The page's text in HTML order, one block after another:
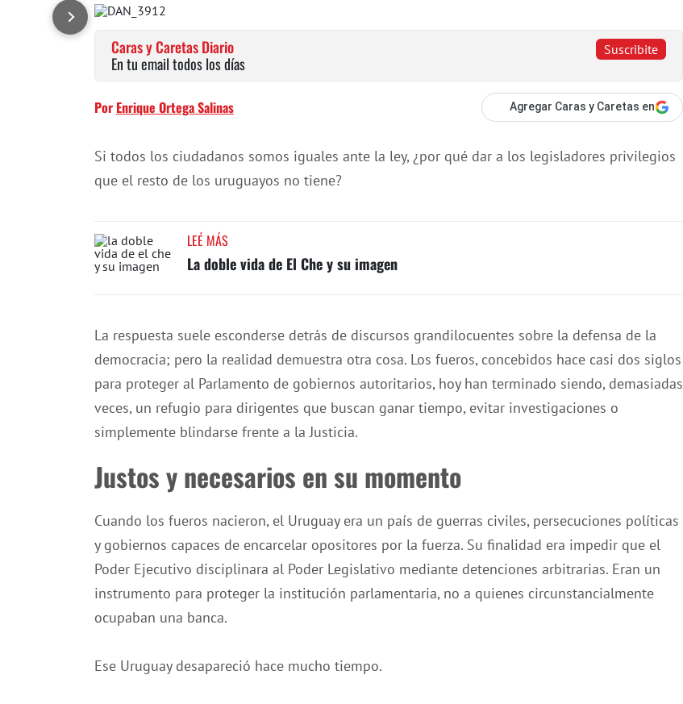
Suscribite
Caras y Caretas Diario
En tu email todos los días
Por Enrique Ortega Salinas Agregar Caras y Caretas en
Si todos los ciudadanos somos iguales ante la ley, ¿por qué dar a los legisladores privilegios
que el resto de los uruguayos no tiene?
LEÉ MÁS
La doble vida de El Che y su imagen
La respuesta suele esconderse detrás de discursos grandilocuentes sobre la defensa de la
democracia; pero la realidad demuestra otra cosa. Los fueros, concebidos hace casi dos siglos
para proteger al Parlamento de gobiernos autoritarios, hoy han terminado siendo, demasiadas
veces, un refugio para dirigentes que buscan ganar tiempo, evitar investigaciones o
simplemente blindarse frente a la Justicia.
Justos y necesarios en su momento
Cuando los fueros nacieron, el Uruguay era un país de guerras civiles, persecuciones políticas
y gobiernos capaces de encarcelar opositores por la fuerza. Su finalidad era impedir que el
Poder Ejecutivo disciplinara al Poder Legislativo mediante detenciones arbitrarias. Eran un
instrumento para proteger la institución parlamentaria, no a quienes circunstancialmente
ocupaban una banca.
Ese Uruguay desapareció hace mucho tiempo.